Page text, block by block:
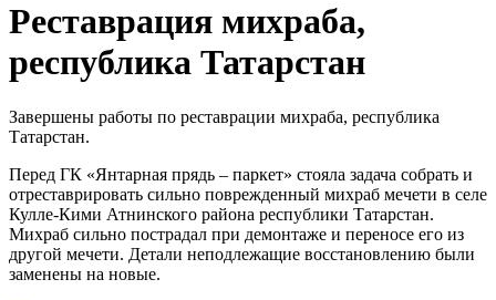
Реставрация михраба,
республика Татарстан
Завершены работы по реставрации михраба, республика
Татарстан.
Перед ГК «Янтарная прядь – паркет» стояла задача собрать и
отреставрировать сильно поврежденный михраб мечети в селе
Кулле-Кими Атнинского района республики Татарстан.
Михраб сильно пострадал при демонтаже и переносе его из
другой мечети. Детали неподлежащие восстановлению были
заменены на новые.